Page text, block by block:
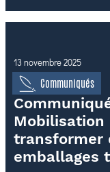
13 novembre 2025
Communiqués
transformer
emballages